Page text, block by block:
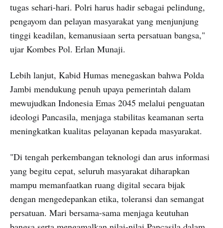
tugas sehari-hari. Polri harus hadir sebagai pelindung,
pengayom dan pelayan masyarakat yang menjunjung
tinggi keadilan, kemanusiaan serta persatuan bangsa,"
ujar Kombes Pol. Erlan Munaji.
Lebih lanjut, Kabid Humas menegaskan bahwa Polda
Jambi mendukung penuh upaya pemerintah dalam
mewujudkan Indonesia Emas 2045 melalui penguatan
ideologi Pancasila, menjaga stabilitas keamanan serta
meningkatkan kualitas pelayanan kepada masyarakat.
"Di tengah perkembangan teknologi dan arus informasi
yang begitu cepat, seluruh masyarakat diharapkan
mampu memanfaatkan ruang digital secara bijak
dengan mengedepankan etika, toleransi dan semangat
persatuan. Mari bersama-sama menjaga keutuhan